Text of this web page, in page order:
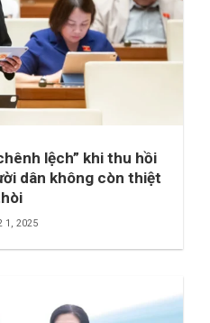
lệch” khi thu hồi
dân không còn thiệt
1, 2025